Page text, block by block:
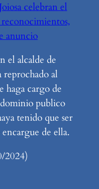
celebran el
anuncio
el alcalde de
al
haga cargo de
publico
tenido que ser
de ella.
2024)